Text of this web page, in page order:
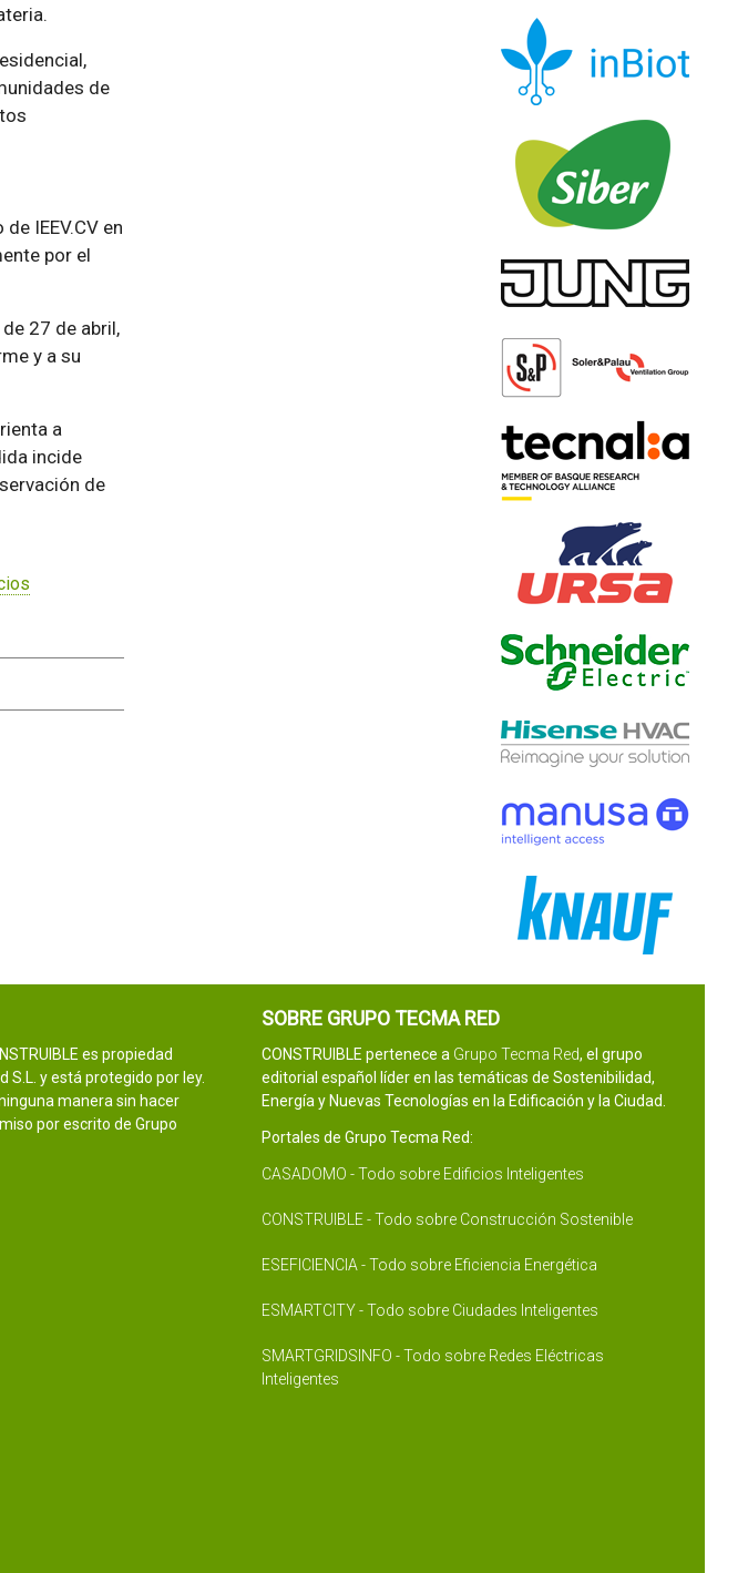
de
IEEV.CV en
por el
27 de abril,
y a su
a
incide
de
es propiedad
S.L. y está protegido por ley.
manera sin hacer
por escrito de Grupo
SOBRE GRUPO TECMA RED
CONSTRUIBLE pertenece a Grupo Tecma Red, el grupo
editorial español líder en las temáticas de Sostenibilidad,
Energía y Nuevas Tecnologías en la Edificación y la Ciudad.
Portales de Grupo Tecma Red:
CASADOMO - Todo sobre Edificios Inteligentes
CONSTRUIBLE - Todo sobre Construcción Sostenible
ESEFICIENCIA - Todo sobre Eficiencia Energética
ESMARTCITY - Todo sobre Ciudades Inteligentes
SMARTGRIDSINFO - Todo sobre Redes Eléctricas
Inteligentes